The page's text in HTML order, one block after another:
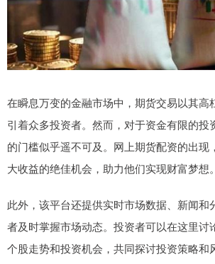
在瞬息万变的金融市场中，期货交易以其高
引着众多投资者。然而，对于资金有限的投
的门槛似乎遥不可及。网上期货配资的出现
大收益的绝佳机会，助力他们实现财富梦想。
此外，该平台还提供实时市场数据、新闻和
者及时掌握市场动态。投资者可以在这里讨
个股走势和投资机会，共同探讨投资策略和